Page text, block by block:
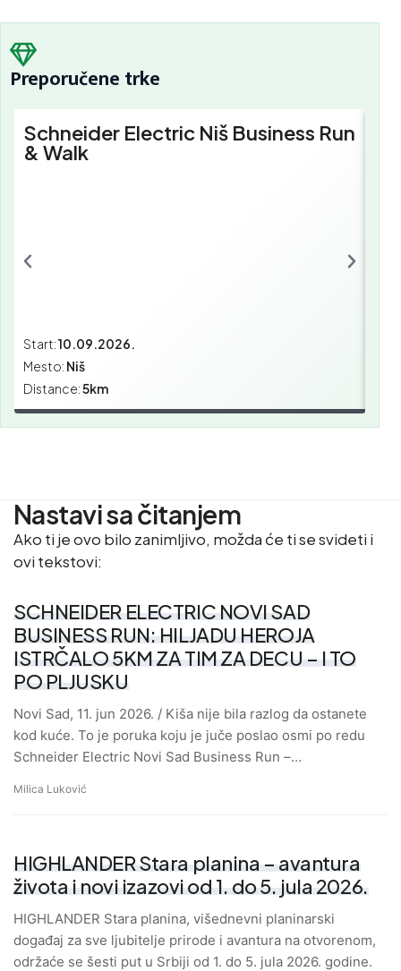
Preporučene trke
Schneider Electric Niš Business Run
& Walk
Start:10.09.2026.
Mesto: Niš
Distance:5km
Nastavi sa čitanjem
Ako ti je ovo bilo zanimljivo, možda će ti se svideti i
ovi tekstovi:
SCHNEIDER ELECTRIC NOVI SAD
BUSINESS RUN: HILJADU HEROJA
ISTRČALO 5KM ZA TIM ZA DECU – I TO
PO PLJUSKU
Novi Sad, 11. jun 2026. / Kiša nije bila razlog da ostanete
kod kuće. To je poruka koju je juče poslao osmi po redu
Schneider Electric Novi Sad Business Run –…
Milica Luković
HIGHLANDER Stara planina – avantura
života i novi izazovi od 1. do 5. jula 2026.
HIGHLANDER Stara planina, višednevni planinarski
događaj za sve ljubitelje prirode i avantura na otvorenom,
održaće se šesti put u Srbiji od 1. do 5. jula 2026. godine.